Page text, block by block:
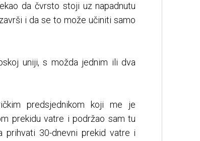
da čvrsto stoji uz napadnutu
i da se to može učiniti samo
uniji, s možda jednim ili dva
predsjednikom koji me je
prekidu vatre i podržao sam tu
prihvati 30-dnevni prekid vatre i